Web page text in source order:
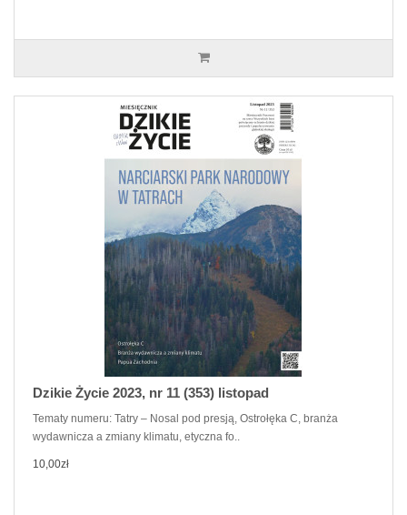
Dzikie Życie 2023, nr 11 (353) listopad
Tematy numeru: Tatry – Nosal pod presją, Ostrołęka C, branża
wydawnicza a zmiany klimatu, etyczna fo..
10,00zł